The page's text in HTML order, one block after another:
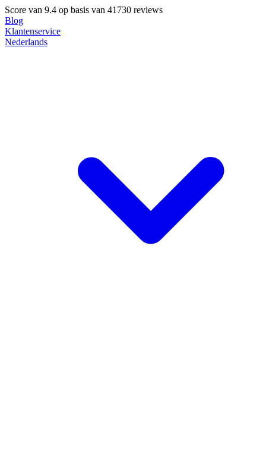
Score van 9.4 op basis van 41730 reviews
Blog
Klantenservice
Nederlands